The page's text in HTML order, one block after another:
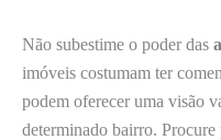
Não subestime o poder das
imóveis costumam ter
podem oferecer uma visão
determinado bairro.